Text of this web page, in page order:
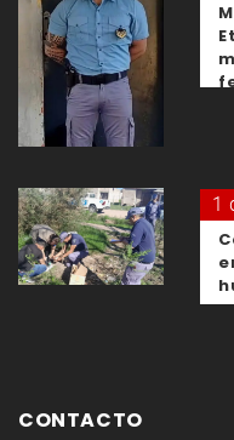
1
CONTACTO